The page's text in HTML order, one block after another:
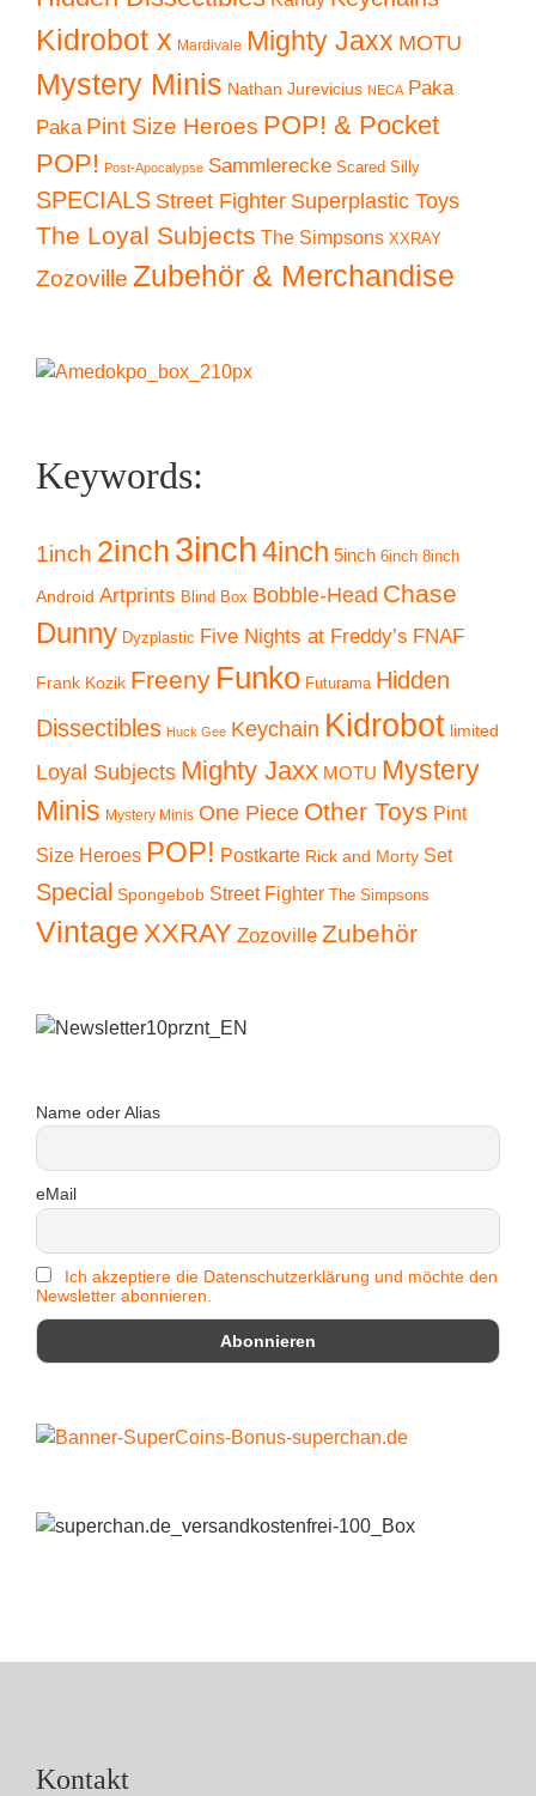
Kidrobot x Mardivale Mighty Jaxx MOTU
Mystery Minis Nathan Jurevicius NECA Paka
Paka Pint Size Heroes POP! & Pocket
POP! Post-Apocalypse Sammlerecke Scared Silly
SPECIALS Street Fighter Superplastic Toys
The Loyal Subjects The Simpsons XXRAY
Zozoville Zubehör & Merchandise
Keywords:
1inch 2inch 3inch4inch 5inch 6inch 8inch
Android Artprints Blind Box Bobble-Head Chase
Dunny Dyzplastic Five Nights at Freddy’s FNAF
Frank Kozik Freeny Funko Futurama Hidden
Dissectibles Huck Gee Keychain Kidrobot limited
Loyal Subjects Mighty Jaxx MOTU Mystery
Minis Mystery Minis One Piece Other Toys Pint
Size Heroes POP! Postkarte Rick and Morty Set
Special Spongebob Street Fighter The Simpsons
Vintage XXRAY Zozoville Zubehör
Name oder Alias
eMail
Ich akzeptiere die Datenschutzerklärung und möchte den
Newsletter abonnieren.
Kontakt